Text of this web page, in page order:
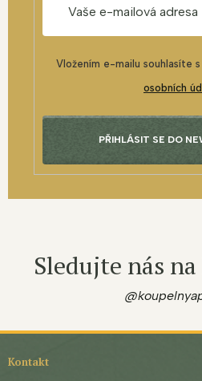
Vložením e-mailu souhlasíte s
osobních
PŘIHLÁSIT SE DO
Sledujte nás
Z
Kontakt